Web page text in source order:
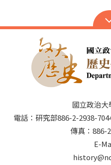
國立政治大
電話：研究部886-2-2938-
傳真：886-
E-